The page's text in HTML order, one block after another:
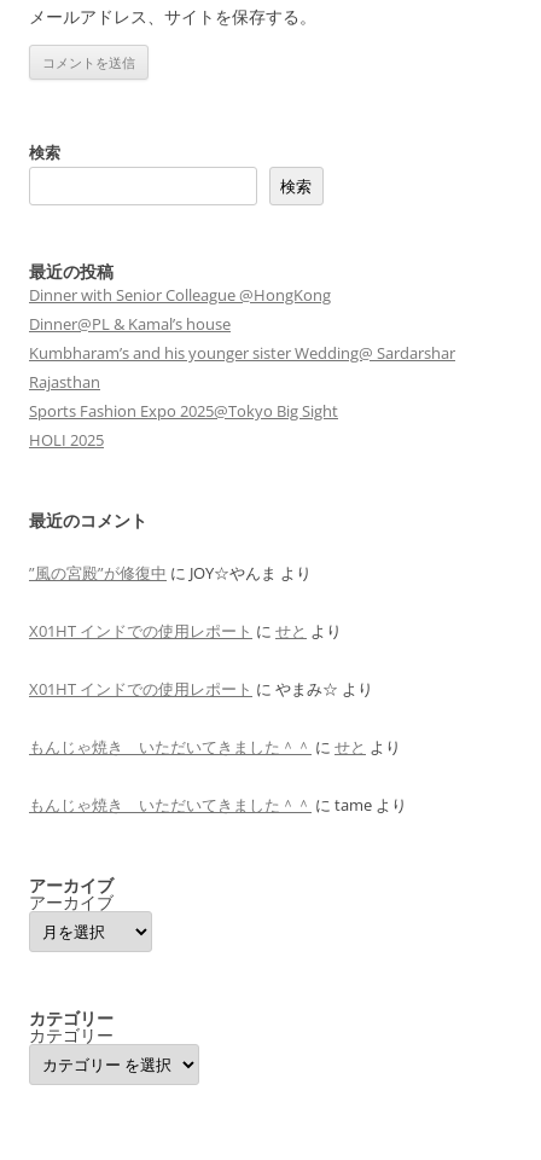
メールアドレス、サイトを保存する。
検索
検索
最近の投稿
Dinner with Senior Colleague @HongKong
Dinner@PL & Kamal’s house
Kumbharam’s and his younger sister Wedding@ Sardarshar
Rajasthan
Sports Fashion Expo 2025@Tokyo Big Sight
HOLI 2025
最近のコメント
”風の宮殿”が修復中 に JOY☆やんま より
X01HT インドでの使用レポート に せと より
X01HT インドでの使用レポート に やまみ☆ より
もんじゃ焼き いただいてきました＾＾ に せと より
もんじゃ焼き いただいてきました＾＾ に tame より
アーカイブ
アーカイブ
カテゴリー
カテゴリー